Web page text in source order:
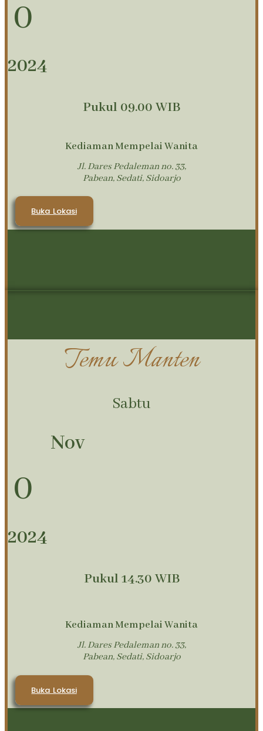
0
2024
Pukul 09.00 WIB
Kediaman Mempelai Wanita
Jl. Dares Pedaleman no. 33,
Pabean, Sedati, Sidoarjo
Buka Lokasi
Temu Manten
Sabtu
Nov
0
2024
Pukul 14.30 WIB
Kediaman Mempelai Wanita
Jl. Dares Pedaleman no. 33,
Pabean, Sedati, Sidoarjo
Buka Lokasi